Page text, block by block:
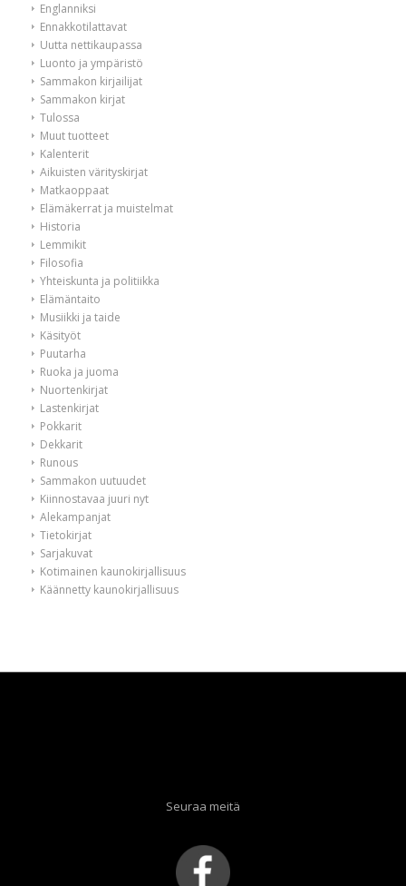
Englanniksi
Ennakkotilattavat
Uutta nettikaupassa
Luonto ja ympäristö
Sammakon kirjailijat
Sammakon kirjat
Tulossa
Muut tuotteet
Kalenterit
Aikuisten värityskirjat
Matkaoppaat
Elämäkerrat ja muistelmat
Historia
Lemmikit
Filosofia
Yhteiskunta ja politiikka
Elämäntaito
Musiikki ja taide
Käsityöt
Puutarha
Ruoka ja juoma
Nuortenkirjat
Lastenkirjat
Pokkarit
Dekkarit
Runous
Sammakon uutuudet
Kiinnostavaa juuri nyt
Alekampanjat
Tietokirjat
Sarjakuvat
Kotimainen kaunokirjallisuus
Käännetty kaunokirjallisuus
Seuraa meitä